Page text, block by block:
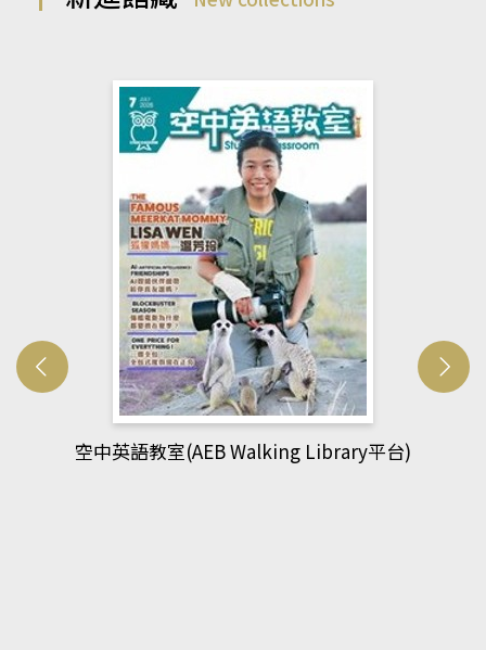
網管人(kono平台)